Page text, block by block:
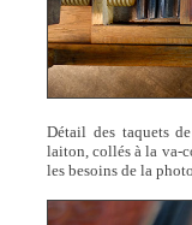
Détail des taquets
laiton, collés à la va-
les besoins de la